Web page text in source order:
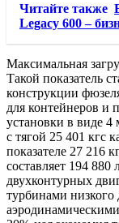
Читайте также
Legacy 600 –
Максимальная
Такой показатель
конструкции
для контейнеров и
установки в виде
с тягой 25 401 кгс
показателе 27 216
составляет 194 880
двухконтурных
турбинами